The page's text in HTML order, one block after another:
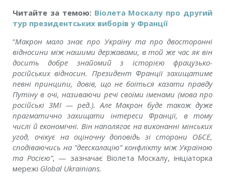
Читайте за темою:Віолета Москалу про другий
тур президентських виборів у Франції
“Макрон мало знає про Україну та про двосторонні
відносини між нашими державами, в той же час як він
досить добре знайомий з історією фрацузько-
російських відносин. Президент Франції захищатиме
певні принципи, довів, що не боїться казати правду
Путіну в очі, називаючи речі своїми іменами (мова про
російські ЗМІ — ред.). Але Макрон буде також дуже
прагматично захищати інтереси Франції, в тому
числі й економічні. Він наполягає на виконанні мінських
угод, очікує на оціночну доповідь зі сторони ОБСЕ,
сподіваючись на “деескалацію” конфлікту між Україною
та Росією”, — зазначає Віолета Москалу, ініціаторка
мережі Global Ukrainians.